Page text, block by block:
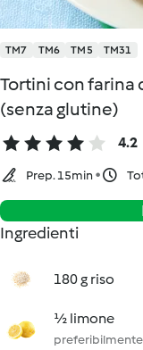
TM7 TM6 TM5 TM31
Tortini con farina
(senza glutine)
4.2
Prep. 15min
Ingredienti
180 g riso
½ limone
preferibilmente